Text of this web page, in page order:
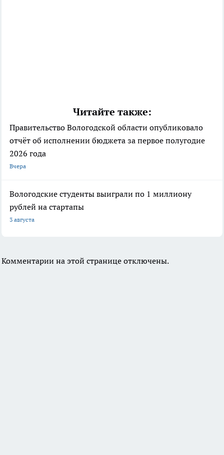
Читайте также:
Правительство Вологодской области опубликовало
отчёт об исполнении бюджета за первое полугодие
2026 года
Вчера
Вологодские студенты выиграли по 1 миллиону
рублей на стартапы
3 августа
Комментарии на этой странице отключены.